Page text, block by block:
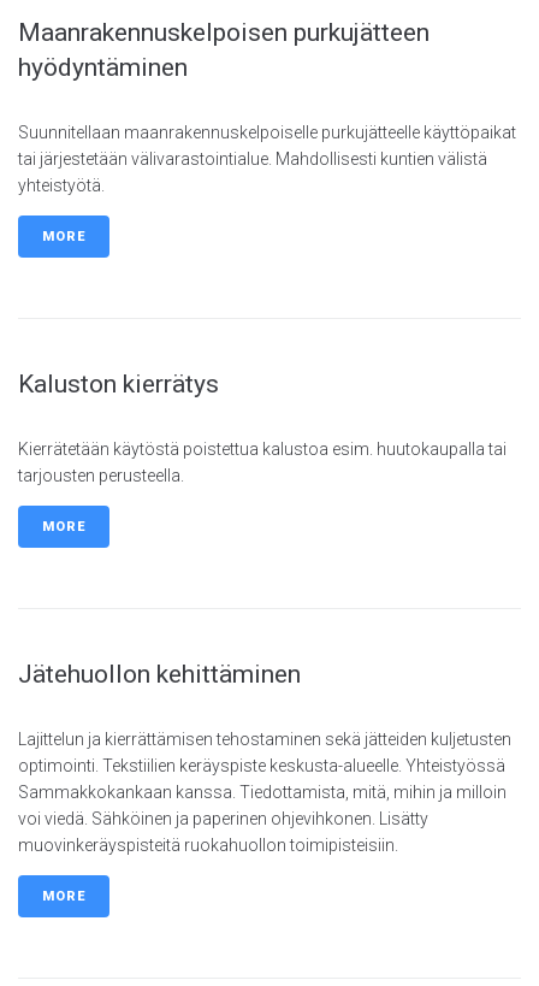
Maanrakennuskelpoisen purkujätteen
hyödyntäminen
Suunnitellaan maanrakennuskelpoiselle purkujätteelle käyttöpaikat
tai järjestetään välivarastointialue. Mahdollisesti kuntien välistä
yhteistyötä.
MORE
Kaluston kierrätys
Kierrätetään käytöstä poistettua kalustoa esim. huutokaupalla tai
tarjousten perusteella.
MORE
Jätehuollon kehittäminen
Lajittelun ja kierrättämisen tehostaminen sekä jätteiden kuljetusten
optimointi. Tekstiilien keräyspiste keskusta-alueelle. Yhteistyössä
Sammakkokankaan kanssa. Tiedottamista, mitä, mihin ja milloin
voi viedä. Sähköinen ja paperinen ohjevihkonen. Lisätty
muovinkeräyspisteitä ruokahuollon toimipisteisiin.
MORE